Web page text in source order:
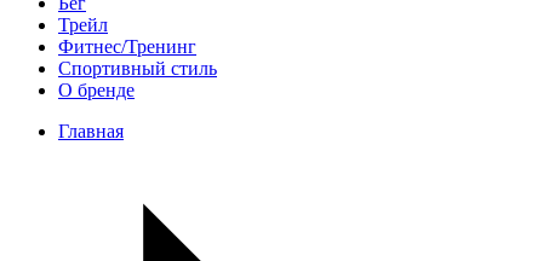
Трейл
Фитнес/Тренинг
Спортивный стиль
О бренде
Главная